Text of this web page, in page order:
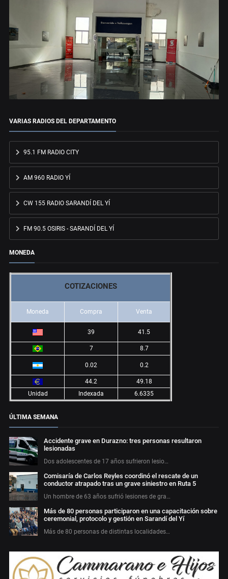
VARIAS RADIOS DEL DEPARTAMENTO
95.1 FM RADIO CITY
AM 960 RADIO YÍ
CW 155 RADIO SARANDÍ DEL YÍ
FM 90.5 OSIRIS - SARANDÍ DEL YÍ
MONEDA
COTIZACIONES
Moneda Compra Venta
39 41.5
7 8.7
0.02 0.2
44.2
49.18
Unidad
Indexada 6.6335
ÚLTIMA SEMANA
Accidente grave en Durazno: tres personas resultaron
lesionadas
Dos adolescentes de 17 años sufrieron lesio…
Comisaría de Carlos Reyles coordinó el rescate de un
conductor atrapado tras un grave siniestro en Ruta 5
Un hombre de 63 años sufrió lesiones de gra…
Más de 80 personas participaron en una capacitación sobre
ceremonial, protocolo y gestión en Sarandí del Yí
Más de 80 personas de distintas localidades…